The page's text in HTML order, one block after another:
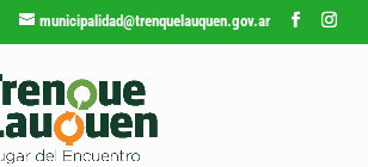
municipalidad@trenquelauquen.gov.ar